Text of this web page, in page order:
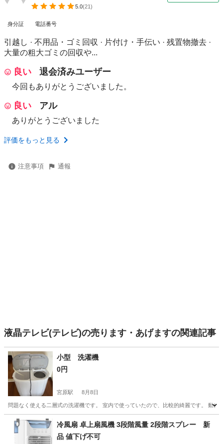
5.0(21)
身分証 電話番号
引越し · 不用品・ゴミ回収 · 片付け・手伝い · 残置物撤去 ·
大量の粗大ゴミの回収や...
良い 退会済みユーザー
今回もありがとうございました。
良い アル
ありがとうございました
評価をもっと見る
注意事項 通報
液晶テレビ(テレビ)の売ります・あげますの関連記事
小型 洗濯機
0円
宮原駅 8月8日
問題なく使える二層式の洗濯機です。 室内で使っていたので、比較的綺麗です。 動
埼玉 さいたま市 宮原駅 生活家電
冷風扇 卓上扇風機 3段階風量 2段階スプレー 新
品 値下げ不可